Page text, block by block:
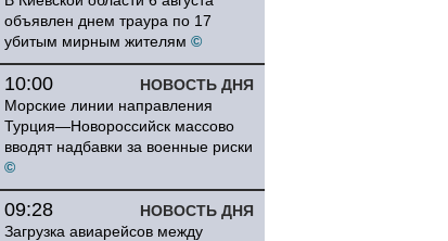
объявлен днем траура по 17
убитым мирным жителям ©
НОВОСТЬ ДНЯ
10:00
Морские линии направления
Турция—Новороссийск массово
вводят надбавки за военные риски
©
НОВОСТЬ ДНЯ
09:28
Загрузка авиарейсов между